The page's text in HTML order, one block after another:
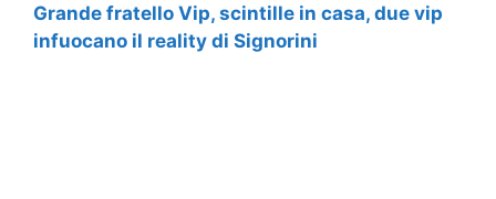
Grande fratello Vip, scintille in casa, due vip
infuocano il reality di Signorini